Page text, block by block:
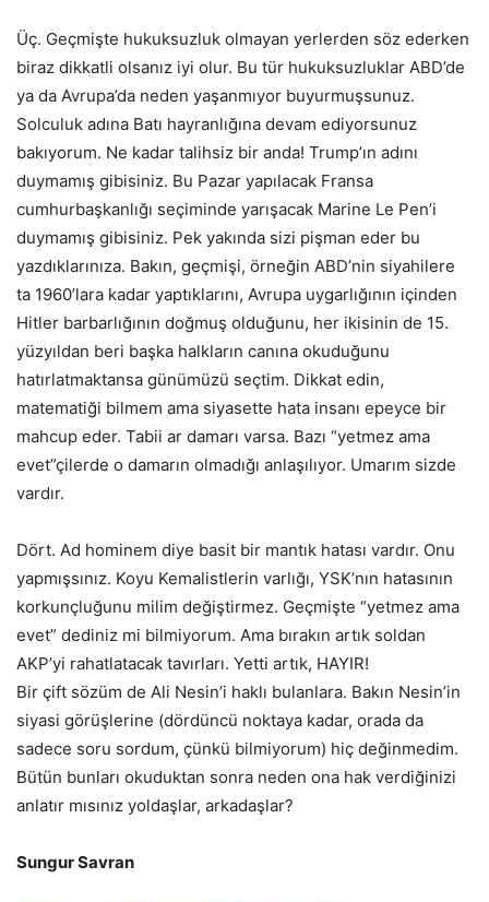
Üç. Geçmişte hukuksuzluk olmayan yerlerden söz ederken
biraz dikkatli olsanız iyi olur. Bu tür hukuksuzluklar ABD’de
ya da Avrupa’da neden yaşanmıyor buyurmuşsunuz.
Solculuk adına Batı hayranlığına devam ediyorsunuz
bakıyorum. Ne kadar talihsiz bir anda! Trump’ın adını
duymamış gibisiniz. Bu Pazar yapılacak Fransa
cumhurbaşkanlığı seçiminde yarışacak Marine Le Pen’i
duymamış gibisiniz. Pek yakında sizi pişman eder bu
yazdıklarınıza. Bakın, geçmişi, örneğin ABD’nin siyahilere
ta 1960’lara kadar yaptıklarını, Avrupa uygarlığının içinden
Hitler barbarlığının doğmuş olduğunu, her ikisinin de 15.
yüzyıldan beri başka halkların canına okuduğunu
hatırlatmaktansa günümüzü seçtim. Dikkat edin,
matematiği bilmem ama siyasette hata insanı epeyce bir
mahcup eder. Tabii ar damarı varsa. Bazı “yetmez ama
evet”çilerde o damarın olmadığı anlaşılıyor. Umarım sizde
vardır.
Dört. Ad hominem diye basit bir mantık hatası vardır. Onu
yapmışsınız. Koyu Kemalistlerin varlığı, YSK’nın hatasının
korkunçluğunu milim değiştirmez. Geçmişte “yetmez ama
evet” dediniz mi bilmiyorum. Ama bırakın artık soldan
AKP’yi rahatlatacak tavırları. Yetti artık, HAYIR!
Bir çift sözüm de Ali Nesin’i haklı bulanlara. Bakın Nesin’in
siyasi görüşlerine (dördüncü noktaya kadar, orada da
sadece soru sordum, çünkü bilmiyorum) hiç değinmedim.
Bütün bunları okuduktan sonra neden ona hak verdiğinizi
anlatır mısınız yoldaşlar, arkadaşlar?
Sungur Savran